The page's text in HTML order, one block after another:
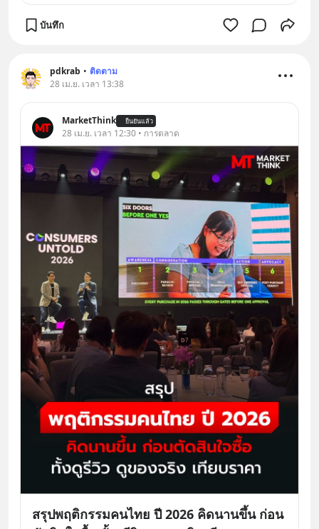
บันทึก
pdkrab • ติดตาม
28 เม.ย. เวลา 13:38
MarketThink ยืนยันแล้ว
28 เม.ย. เวลา 12:30 • การตลาด
สรุปพฤติกรรมคนไทย ปี 2026 คิดนานขึ้น ก่อน